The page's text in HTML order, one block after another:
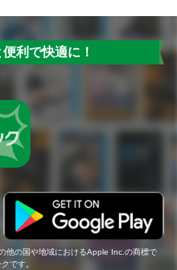
利で快適に！
他の国や地域におけるApple Inc.の商標で
です。